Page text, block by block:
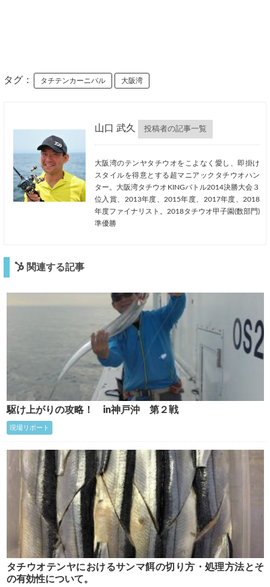
タグ： タチテンカーニバル 大阪湾
山口 武久 投稿者の記事一覧
大阪湾のテンヤタチウオをこよなく愛し、即掛け
スタイルを得意とする超マニアックタチウオハン
ター。大阪湾タチウオKINGバトル2014決勝大会３
位入賞、2013年度、2015年度、2017年度、2018
年度ファイナリスト。2018タチウオ甲子園(数部門)
準優勝
関連する記事
駆け上がりの攻略！ in神戸沖 第２戦
現場リポート
タチウオテンヤにおけるサンマ餌の切り方・処理方法とそ
の有効性について。